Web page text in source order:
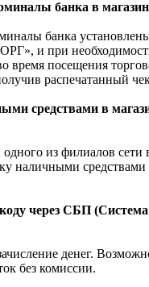
банка в
банка
и при
время посещения
распечатанный
средствами в
из филиалов сети
наличными средствами
через СБП
денег.
без комиссии.